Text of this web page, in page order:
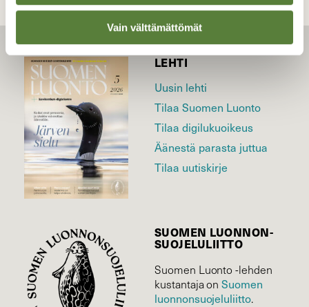
Vain välttämättömät
LEHTI
Uusin lehti
Tilaa Suomen Luonto
Tilaa digilukuoikeus
Äänestä parasta juttua
Tilaa uutiskirje
SUOMEN LUONNON­
SUOJELU­LIITTO
Suomen Luonto -lehden
kustantaja onSuomen
luonnonsuojelu­liitto.